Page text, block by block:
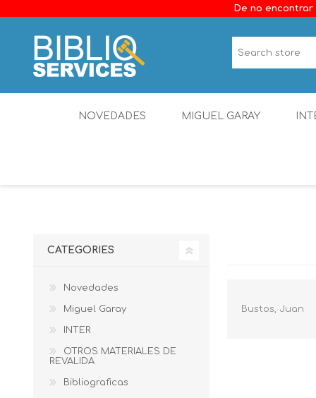
De no
NOVEDADES MIGUEL GARAY
Bustos, Juan
CATEGORIES
Novedades
Miguel Garay
INTER
OTROS MATERIALES DE
REVALIDA
Bibliograficas